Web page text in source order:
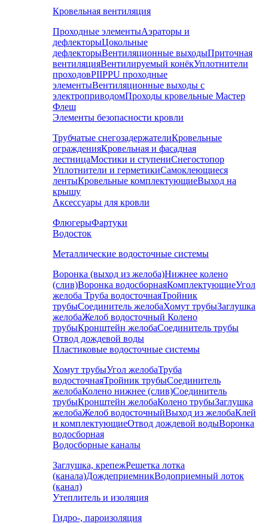
Кровельная вентиляция
Проходные элементыАэраторы и
дефлекторыЦокольные
дефлекторыВентиляционные выходыПриточная
вентиляцияВентилируемый конёкУплотнители
проходовPIIPPU проходные
элементыВентиляционные выходы с
электроприводомПроходы кровельные Мастер
Флеш
Элементы безопасности кровли
Трубчатые снегозадержателиКровельные
огражденияКровельная и фасадная
лестницаМостики и ступениСнегостопор
Уплотнители и герметикиСамоклеющиеся
лентыКровельные комплектующиеВыход на
крышу
Аксессуары для кровли
ФлюгерыФартуки
Водосток
Металлические водосточные системы
Воронка (выход из желоба)Нижнее колено
(слив)Воронка водосборнаяКомплектующиеУгол
желоба Труба водосточнаяТройник
трубыСоединитель желобаХомут трубыЗаглушка
желобаЖелоб водосточный Колено
трубыКронштейн желобаСоединитель трубы
Отвод дождевой воды
Пластиковые водосточные системы
Хомут трубыУгол желобаТруба
водосточнаяТройник трубыСоединитель
желобаКолено нижнее (слив)Соединитель
трубыКронштейн желобаКолено трубыЗаглушка
желобаЖелоб водосточныйВыход из желобаКлей
и комплектующиеОтвод дождевой водыВоронка
водосборная
Водосборные каналы
Заглушка, крепежРешетка лотка
(канала)ДождеприемникВодоприемный лоток
(канал)
Утеплитель и изоляция
Гидро-, пароизоляция